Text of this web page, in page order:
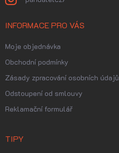
INFORMACE PRO VÁS
Moje objednávka
Obchodní podmínky
Zásady zpracování osobních údajů
Odstoupení od smlouvy
Reklamační formulář
TIPY